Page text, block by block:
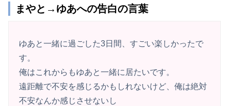
まやと→ゆあへの告白の言葉
ゆあと一緒に過ごした3日間、すごい楽しかったで
す。
俺はこれからもゆあと一緒に居たいです。
遠距離で不安を感じるかもしれないけど、俺は絶対
不安なんか感じさせないし